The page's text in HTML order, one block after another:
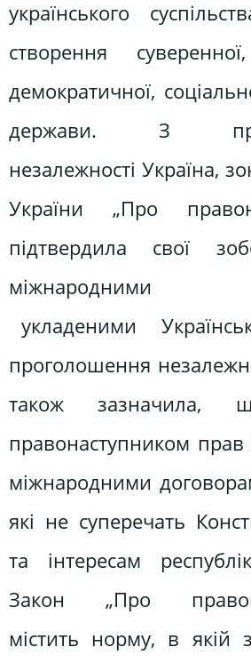
українського
створення
демократичної,
держави. З
незалежності Україна,
України „Про
підтвердила свої
міжнародними
укладеними
проголошення
також
правонаступником прав
міжнародними
які не суперечать
та інтересам
Закон „Про
містить норму, в якій